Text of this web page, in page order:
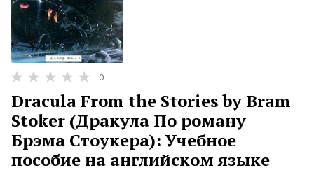
0
Dracula From the Stories by Bram
Stoker (Дракула По роману
Брэма Стоукера): Учебное
пособие на английском языке